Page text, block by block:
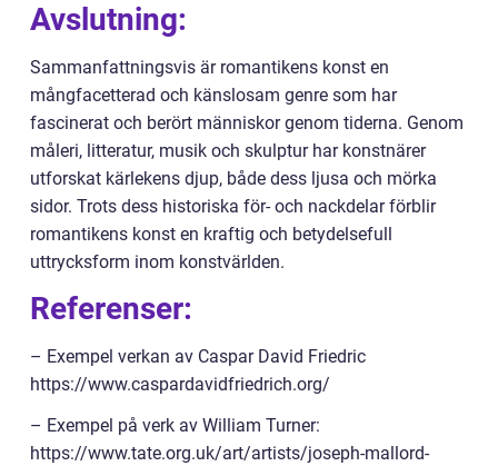
Avslutning:
Sammanfattningsvis är romantikens konst en
mångfacetterad och känslosam genre som har
fascinerat och berört människor genom tiderna. Genom
måleri, litteratur, musik och skulptur har konstnärer
utforskat kärlekens djup, både dess ljusa och mörka
sidor. Trots dess historiska för- och nackdelar förblir
romantikens konst en kraftig och betydelsefull
uttrycksform inom konstvärlden.
Referenser:
– Exempel verkan av Caspar David Friedric
https://www.caspardavidfriedrich.org/
– Exempel på verk av William Turner:
https://www.tate.org.uk/art/artists/joseph-mallord-